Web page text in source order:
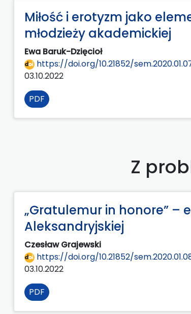
Miłość i erotyzm jako
młodzieży akademickiej
Ewa Baruk-Dzięcioł
https://doi.org/10.21852/
03.10.2022
PDF
Z
„Gratulemur in honore” –
Aleksandryjskiej
Czesław Grajewski
https://doi.org/10.21852/
03.10.2022
PDF